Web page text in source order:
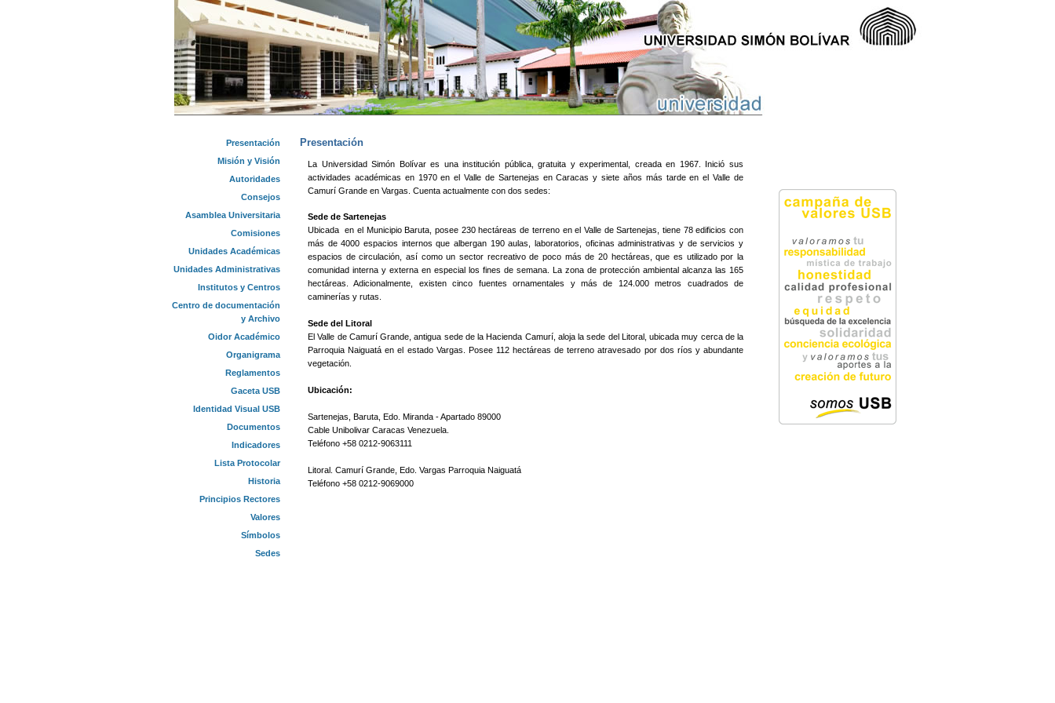
Pasar al contenido principal
Presentación
La Universidad Simón Bolívar es una institución pública, gratuita y experimental, creada en 1967. Inició sus
actividades académicas en 1970 en el Valle de Sartenejas en Caracas y siete años más tarde en el Valle de
Camurí Grande en Vargas. Cuenta actualmente con dos sedes:
Sede de Sartenejas
Ubicada en el Municipio Baruta, posee 230 hectáreas de terreno en el Valle de Sartenejas, tiene 78 edificios con
más de 4000 espacios internos que albergan 190 aulas, laboratorios, oficinas administrativas y de servicios y
espacios de circulación, así como un sector recreativo de poco más de 20 hectáreas, que es utilizado por la
comunidad interna y externa en especial los fines de semana. La zona de protección ambiental alcanza las 165
hectáreas. Adicionalmente, existen cinco fuentes ornamentales y más de 124.000 metros cuadrados de
caminerías y rutas.
Sede del Litoral
El Valle de Camurí Grande, antigua sede de la Hacienda Camurí, aloja la sede del Litoral, ubicada muy cerca de la
Parroquia Naiguatá en el estado Vargas. Posee 112 hectáreas de terreno atravesado por dos ríos y abundante
vegetación.
Ubicación:
Sartenejas, Baruta, Edo. Miranda - Apartado 89000
Cable Unibolivar Caracas Venezuela.
Teléfono +58 0212-9063111
Litoral. Camurí Grande, Edo. Vargas Parroquia Naiguatá
Teléfono +58 0212-9069000
Presentación
Misión y Visión
Autoridades
Consejos
Asamblea Universitaria
Comisiones
Unidades Académicas
Unidades Administrativas
Institutos y Centros
Centro de documentación
y Archivo
Oidor Académico
Organigrama
Reglamentos
Gaceta USB
Identidad Visual USB
Documentos
Indicadores
Lista Protocolar
Historia
Principios Rectores
Valores
Símbolos
Sedes